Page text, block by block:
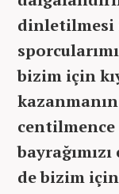
dinletilmesi
bizim için
centilmence
de bizim